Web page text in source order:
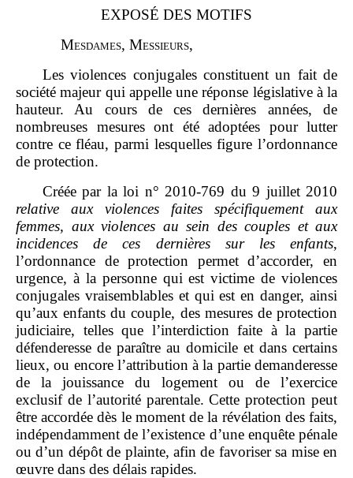
EXPOSÉ DES MOTIFS
Mesdames, Messieurs,
Les violences conjugales constituent un fait de
société majeur qui appelle une réponse législative à la
hauteur. Au cours de ces dernières années, de
nombreuses mesures ont été adoptées pour lutter
contre ce fléau, parmi lesquelles figure l’ordonnance
de protection.
Créée par la loi n° 2010‑769 du 9 juillet 2010
relative aux violences faites spécifiquement aux
femmes, aux violences au sein des couples et aux
incidences de ces dernières sur les enfants,
l’ordonnance de protection permet d’accorder, en
urgence, à la personne qui est victime de violences
conjugales vraisemblables et qui est en danger, ainsi
qu’aux enfants du couple, des mesures de protection
judiciaire, telles que l’interdiction faite à la partie
défenderesse de paraître au domicile et dans certains
lieux, ou encore l’attribution à la partie demanderesse
de la jouissance du logement ou de l’exercice
exclusif de l’autorité parentale. Cette protection peut
être accordée dès le moment de la révélation des faits,
indépendamment de l’existence d’une enquête pénale
ou d’un dépôt de plainte, afin de favoriser sa mise en
œuvre dans des délais rapides.